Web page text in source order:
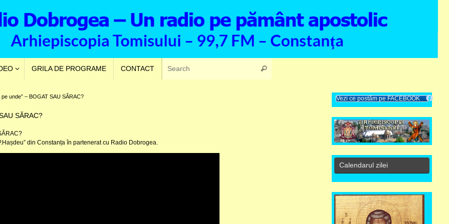
GRILA DE PROGRAME CONTACT
Search
pe unde” – BOGAT SAU SĂRAC?
SĂRAC?
din Constanța în partenerat cu Radio Dobrogea.
Vezi ce postăm pe FACEBOOK
Calendarul zilei